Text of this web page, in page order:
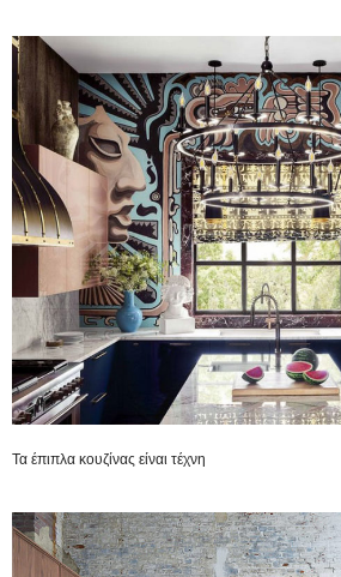
Τα έπιπλα κουζίνας είναι τέχνη